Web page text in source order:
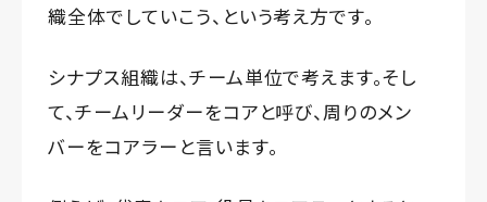
織全体でしていこう、という考え方です。
シナプス組織は、チーム単位で考えます。そし
て、チームリーダーをコアと呼び、周りのメン
バーをコアラーと言います。